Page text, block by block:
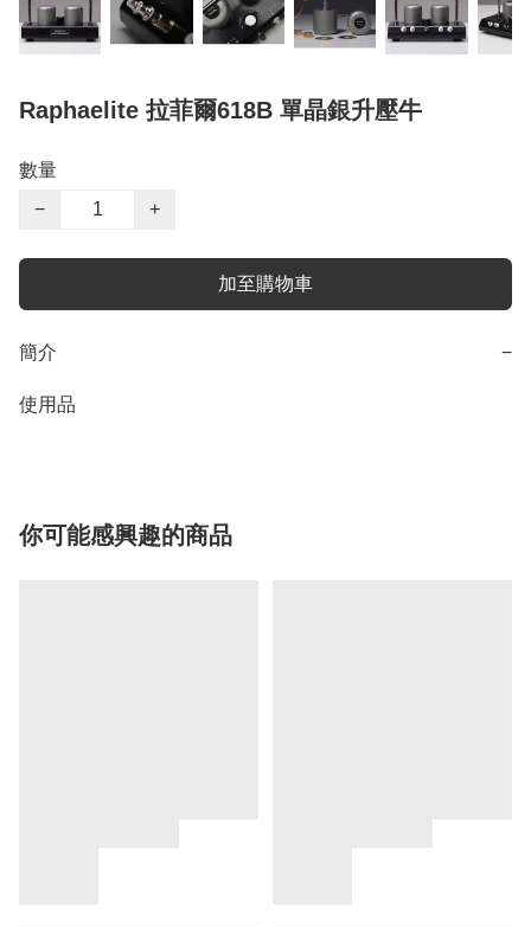
Raphaelite 拉菲爾618B 單晶銀升壓牛
數量
−
+
加至購物車
簡介 −
使用品
你可能感興趣的商品